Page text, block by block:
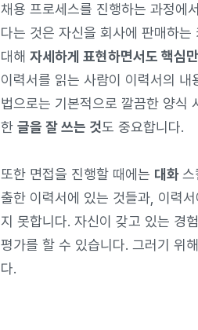
채용 프로세스를 진행하는 과정에
다는 것은 자신을 회사에 판매하
대해 자세하게 표현하면서도 핵심만
이력서를 읽는 사람이 이력서의
법으로는 기본적으로 깔끔한 양식
한 글을 잘 쓰는 것도 중요합니다.
또한 면접을 진행할 때에는 대화스
출한 이력서에 있는 것들과, 이력
지 못합니다. 자신이 갖고 있는 경
평가를 할 수 있습니다. 그러기 위
다.